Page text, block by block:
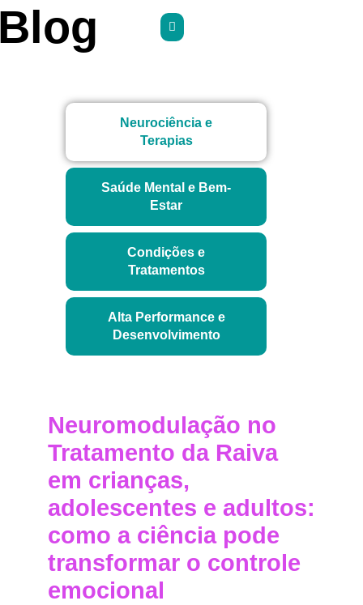
Neurociência e
Terapias
Saúde Mental e Bem-
Estar
Condições e
Tratamentos
Alta Performance e
Desenvolvimento
Neuromodulação no
Tratamento da Raiva
em crianças,
adolescentes e adultos:
como a ciência pode
transformar o controle
emocional